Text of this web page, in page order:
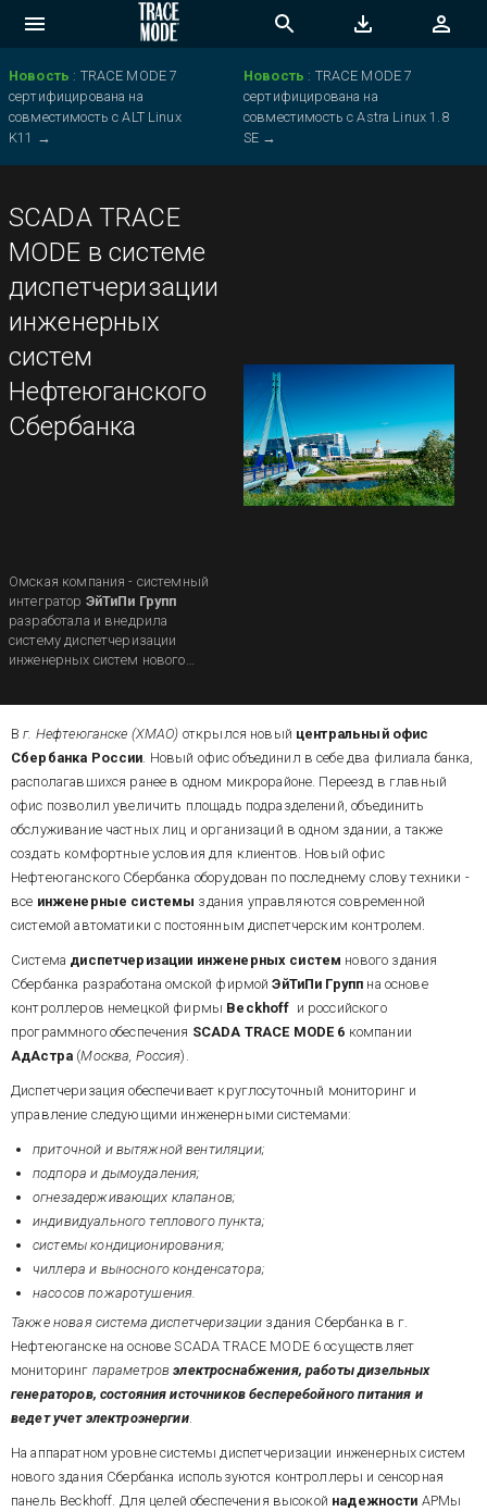
Новость : TRACE MODE 7
сертифицирована на
совместимость с ALT Linux
K11 →
Новость : TRACE MODE 7
сертифицирована на
совместимость с Astra Linux 1.8
SE →
SCADA TRACE
MODE в системе
диспетчеризации
инженерных
систем
Нефтеюганского
Сбербанка
Омская компания - системный
интегратор ЭйТиПи Групп
разработала и внедрила
систему диспетчеризации
инженерных систем нового
Автономный округ ).
Вг. Нефтеюганске (ХМАО) открылся новый центральный офис
Сбербанка России. Новый офис объединил в себе два филиала банка,
располагавшихся ранее в одном микрорайоне. Переезд в главный
офис позволил увеличить площадь подразделений, объединить
обслуживание частных лиц и организаций в одном здании, а также
создать комфортные условия для клиентов. Новый офис
Нефтеюганского Сбербанка оборудован по последнему слову техники -
все инженерные системы здания управляются современной
системой автоматики с постоянным диспетчерским контролем.
Система диспетчеризации инженерных систем нового здания
Сбербанка разработана омской фирмойЭйТиПи Групп на основе
контроллеров немецкой фирмы Beckhoff и российского
программного обеспечения SCADA TRACE MODE 6 компании
АдАстра (Москва, Россия).
Диспетчеризация обеспечивает круглосуточный мониторинг и
управление следующими инженерными системами:
приточной и вытяжной вентиляции;
подпора и дымоудаления;
огнезадерживающих клапанов;
индивидуального теплового пункта;
системы кондиционирования;
чиллера и выносного конденсатора;
насосов пожаротушения.
Также новая система диспетчеризации здания Сбербанка в г.
Нефтеюганске на основе SCADA TRACE MODE 6 осуществляет
мониторинг параметровэлектроснабжения, работы дизельных
генераторов, состояния источников бесперебойного питания и
ведет учет электроэнергии.
На аппаратном уровне системы диспетчеризации инженерных систем
нового здания Сбербанка используются контроллеры и сенсорная
панель Beckhoff. Для целей обеспечения высокой надежности АРМы